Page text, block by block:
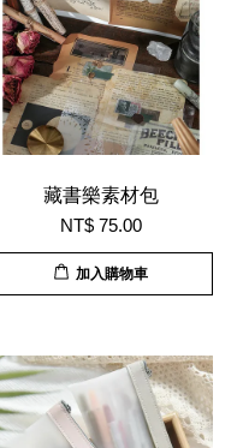
藏書樂素材包
NT$ 75.00
加入購物車